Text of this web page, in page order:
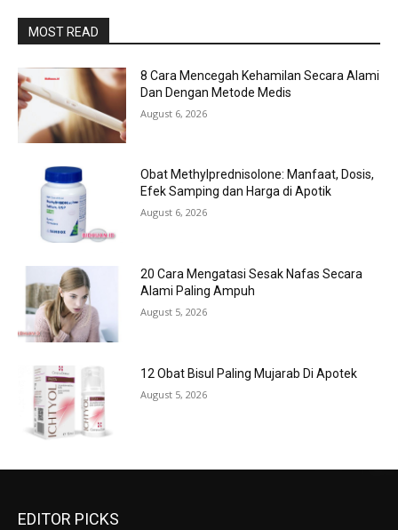
MOST READ
8 Cara Mencegah Kehamilan Secara Alami
Dan Dengan Metode Medis
August 6, 2026
Obat Methylprednisolone: Manfaat, Dosis,
Efek Samping dan Harga di Apotik
August 6, 2026
20 Cara Mengatasi Sesak Nafas Secara
Alami Paling Ampuh
August 5, 2026
12 Obat Bisul Paling Mujarab Di Apotek
August 5, 2026
EDITOR PICKS